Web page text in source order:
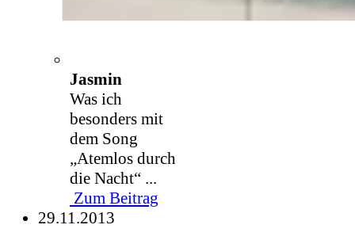
Jasmin
Was ich
besonders mit
dem Song
„Atemlos durch
die Nacht“ ...
Zum Beitrag
29.11.2013